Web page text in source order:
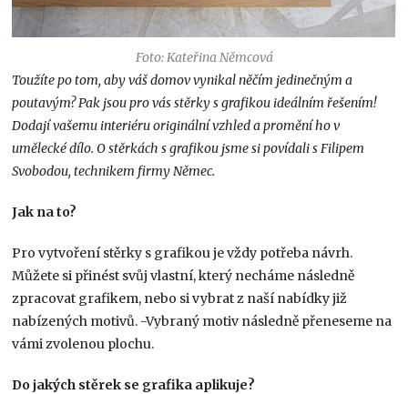
Foto: Kateřina Němcová
Toužíte po tom, aby váš domov vynikal něčím jedinečným a
poutavým? Pak jsou pro vás stěrky s grafikou ideálním řešením!
Dodají vašemu interiéru originální vzhled a promění ho v
umělecké dílo. O stěrkách s grafikou jsme si povídali s Filipem
Svobodou, technikem firmy Němec.
Jak na to?
Pro vytvoření stěrky s grafikou je vždy potřeba návrh.
Můžete si přinést svůj vlastní, který necháme následně
zpracovat grafikem, nebo si vybrat z naší nabídky již
nabízených motivů. -Vybraný motiv následně přeneseme na
vámi zvolenou plochu.
Do jakých stěrek se grafika aplikuje?